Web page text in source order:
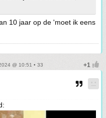
10 jaar op de 'moet ik eens
@ 10:51 • 33